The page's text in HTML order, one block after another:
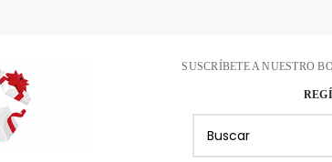
SUSCRÍBETE A NUESTRO